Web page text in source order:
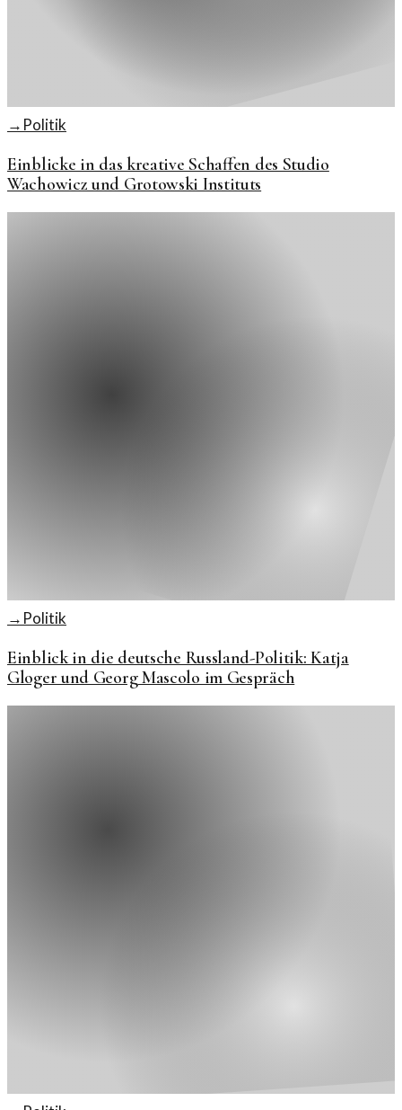
→ Politik
Einblicke in das kreative Schaffen des Studio
Wachowicz und Grotowski Instituts
→ Politik
Einblick in die deutsche Russland-Politik: Katja
Gloger und Georg Mascolo im Gespräch